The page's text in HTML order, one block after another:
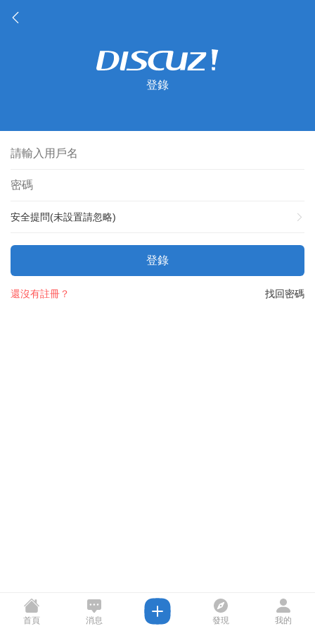
登錄
安全提問(未設置請忽略)
登錄
找回密碼
還沒有註冊？
首頁 消息 發現 我的